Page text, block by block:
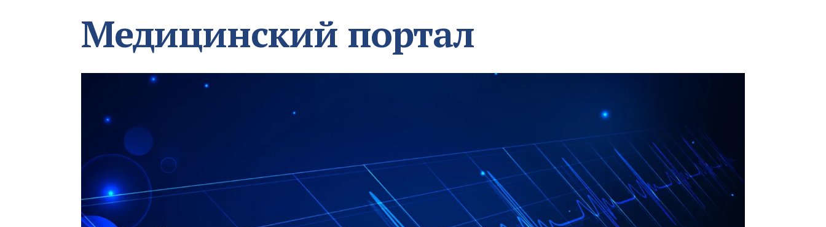
Медицинский портал